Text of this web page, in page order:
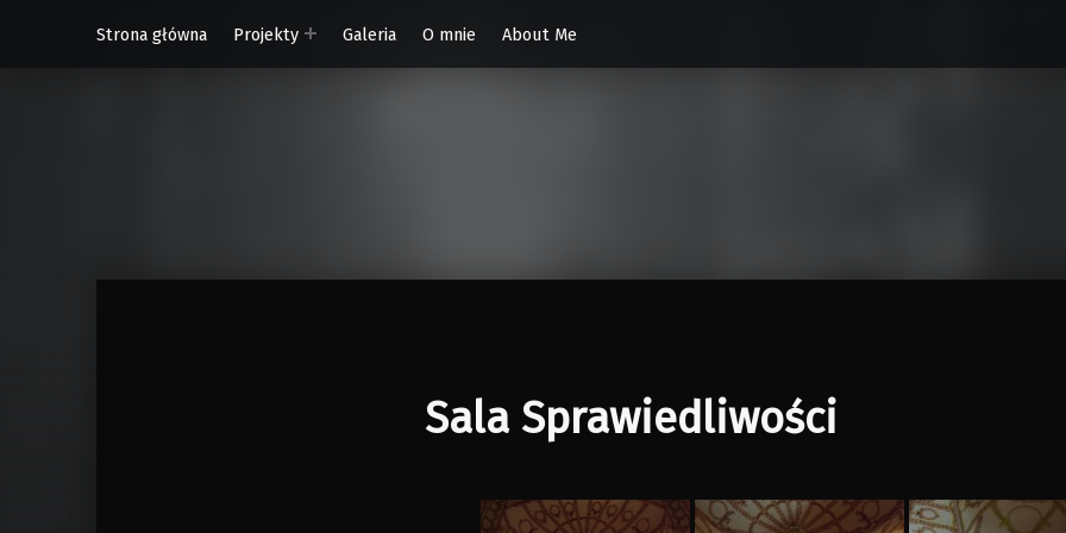
Strona główna
Projekty Galeria O mnie About Me
Sala Sprawiedliwości